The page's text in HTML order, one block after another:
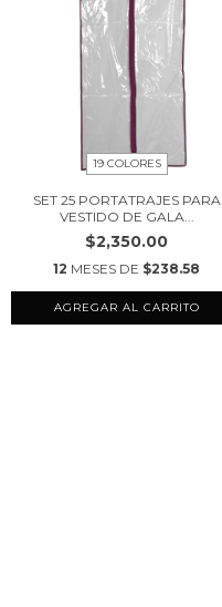
19 COLORES
SET 25 PORTATRAJES PARA
VESTIDO DE GALA...
$2,350.00
12 MESES DE $238.58
AGREGAR AL CARRITO